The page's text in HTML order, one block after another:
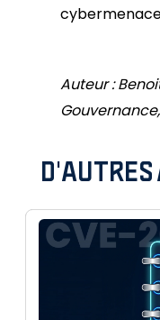
Auteur :